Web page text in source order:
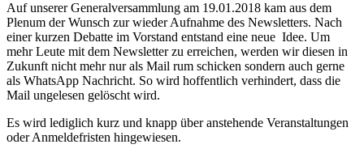
Auf unserer Generalversammlung am 19.01.2018 kam aus dem
Plenum der Wunsch zur wieder Aufnahme des Newsletters. Nach
einer kurzen Debatte im Vorstand entstand eine neue Idee. Um
mehr Leute mit dem Newsletter zu erreichen, werden wir diesen in
Zukunft nicht mehr nur als Mail rum schicken sondern auch gerne
als WhatsApp Nachricht. So wird hoffentlich verhindert, dass die
Mail ungelesen gelöscht wird.
Es wird lediglich kurz und knapp über anstehende Veranstaltungen
oder Anmeldefristen hingewiesen.